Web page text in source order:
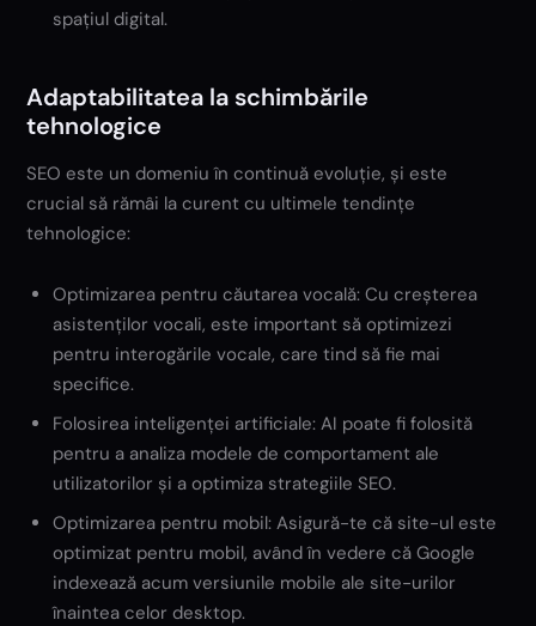
spațiul digital.
Adaptabilitatea la schimbările
tehnologice
SEO este un domeniu în continuă evoluție, și este
crucial să rămâi la curent cu ultimele tendințe
tehnologice:
Optimizarea pentru căutarea vocală: Cu creșterea
asistenților vocali, este important să optimizezi
pentru interogările vocale, care tind să fie mai
specifice.
Folosirea inteligenței artificiale: AI poate fi folosită
pentru a analiza modele de comportament ale
utilizatorilor și a optimiza strategiile SEO.
Optimizarea pentru mobil: Asigură-te că site-ul este
optimizat pentru mobil, având în vedere că Google
indexează acum versiunile mobile ale site-urilor
înaintea celor desktop.